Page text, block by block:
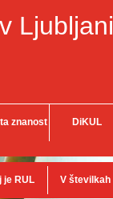
Ljubljani
znanost DiKUL
je RUL V številkah